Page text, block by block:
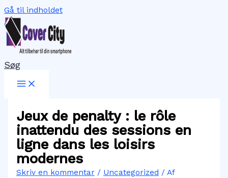
Gå til indholdet
Søg
Jeux de penalty : le rôle
inattendu des sessions en
ligne dans les loisirs
modernes
Skriv en kommentar / Uncategorized / Af